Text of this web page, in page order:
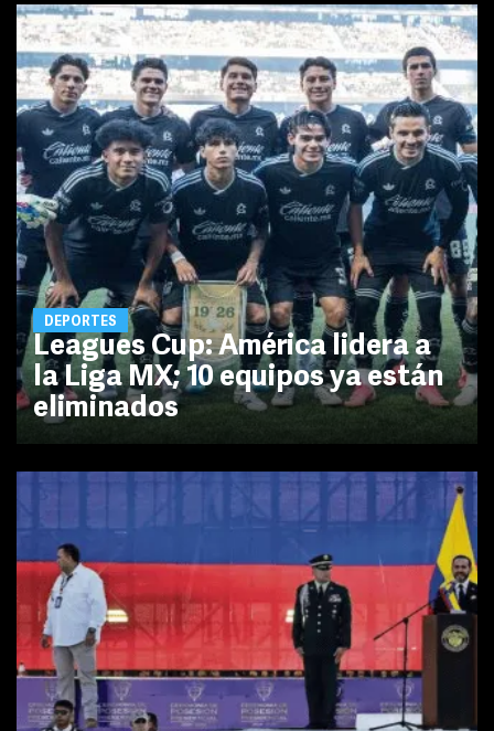
DEPORTES
Leagues Cup: América lidera a
la Liga MX; 10 equipos ya están
eliminados